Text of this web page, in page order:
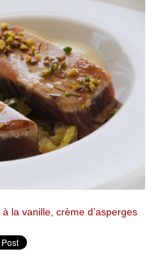
la vanille, crème d’asperges